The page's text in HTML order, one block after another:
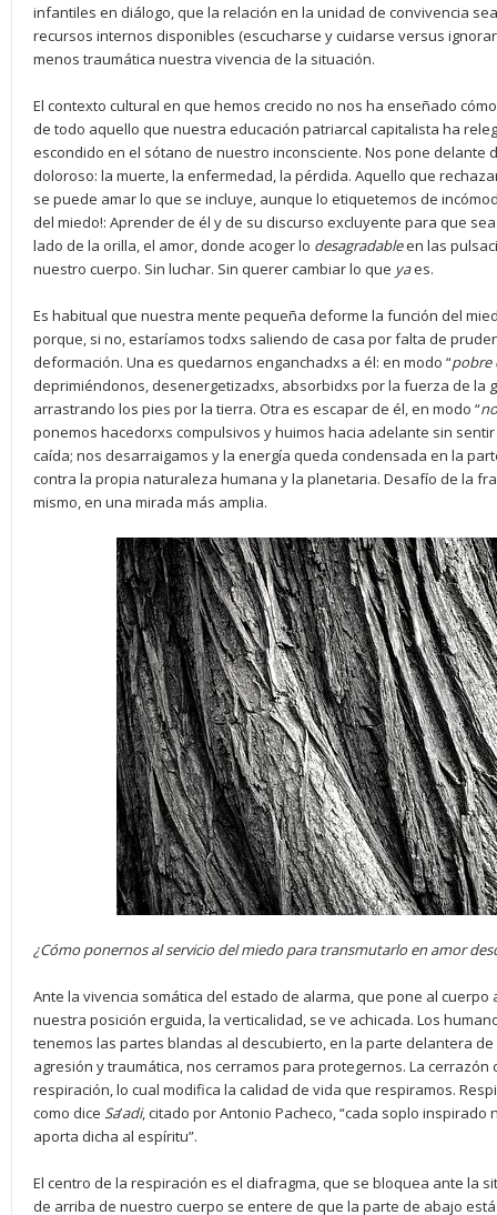
infantiles en diálogo, que la relación en la unidad de convivencia
recursos internos disponibles (escucharse y cuidarse versus
menos traumática nuestra vivencia de la situación.
El contexto cultural en que hemos crecido no nos ha enseñado
de todo aquello que nuestra educación patriarcal capitalista ha
escondido en el sótano de nuestro inconsciente. Nos pone delante
doloroso: la muerte, la enfermedad, la pérdida. Aquello que
se puede amar lo que se incluye, aunque lo etiquetemos de
del miedo!: Aprender de él y de su discurso excluyente para que
lado de la orilla, el amor, donde acoger lo desagradableen las
nuestro cuerpo. Sin luchar. Sin querer cambiar lo que yaes.
Es habitual que nuestra mente pequeña deforme la función del
porque, si no, estaríamos todxs saliendo de casa por falta de
deformación. Una es quedarnos enganchadxs a él: en modo “pobre
deprimiéndonos, desenergetizadxs, absorbidxs por la fuerza de la
arrastrando los pies por la tierra. Otra es escapar de él, en modo “
ponemos hacedorxs compulsivos y huimos hacia adelante sin
caída; nos desarraigamos y la energía queda condensada en la
contra la propia naturaleza humana y la planetaria. Desafío de la
mismo, en una mirada más amplia.
¿Cómo ponernos al servicio del miedo para transmutarlo en amor
Ante la vivencia somática del estado de alarma, que pone al
nuestra posición erguida, la verticalidad, se ve achicada. Los
tenemos las partes blandas al descubierto, en la parte delantera
agresión y traumática, nos cerramos para protegernos. La
respiración, lo cual modifica la calidad de vida que respiramos.
como dice Sa’adi, citado por Antonio Pacheco, “cada soplo
aporta dicha al espíritu”.
El centro de la respiración es el diafragma, que se bloquea ante la
de arriba de nuestro cuerpo se entere de que la parte de abajo